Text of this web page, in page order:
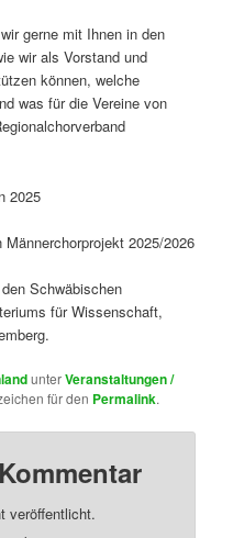
gerne mit Ihnen in den
wir als Vorstand und
können, welche
was für die Vereine von
2025
2025/2026
Schwäbischen
für Wissenschaft,
unterVeranstaltungen /
für den Permalink.
veröffentlicht.